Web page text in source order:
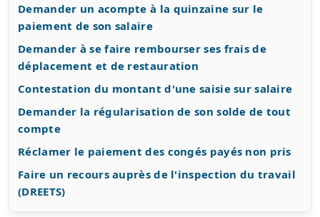
Demander un acompte à la quinzaine sur le
paiement de son salaire
Demander à se faire rembourser ses frais de
déplacement et de restauration
Contestation du montant d'une saisie sur salaire
Demander la régularisation de son solde de tout
compte
Réclamer le paiement des congés payés non pris
Faire un recours auprès de l'inspection du travail
(DREETS)